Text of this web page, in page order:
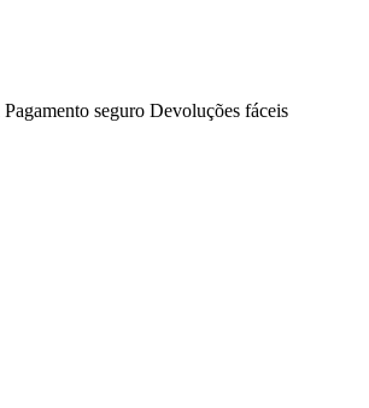
Pagamento seguro Devoluções fáceis